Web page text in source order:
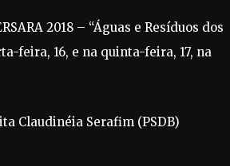
2018 – “Águas e Resíduos dos
feira, 16, e na quinta-feira, 17, na
Claudinéia Serafim (PSDB)